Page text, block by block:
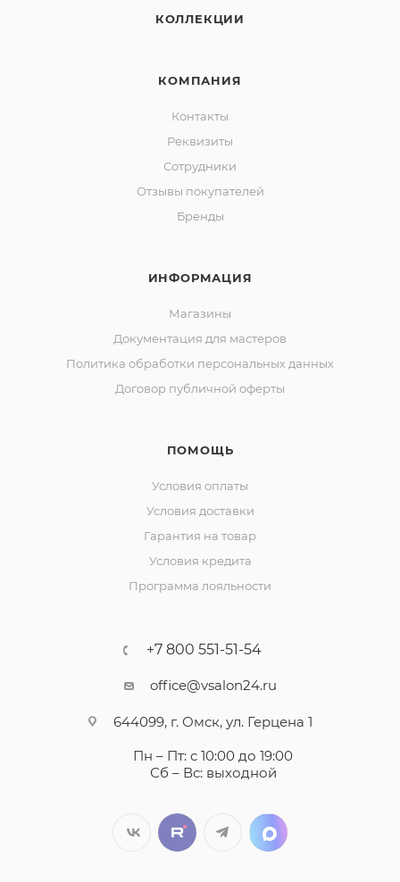
КОЛЛЕКЦИИ
КОМПАНИЯ
Контакты
Реквизиты
Сотрудники
Отзывы покупателей
Бренды
ИНФОРМАЦИЯ
Магазины
Документация для мастеров
Политика обработки персональных данных
Договор публичной оферты
ПОМОЩЬ
Условия оплаты
Условия доставки
Гарантия на товар
Условия кредита
Программа лояльности
+7 800 551-51-54
office@vsalon24.ru
644099, г. Омск, ул. Герцена 1
Пн – Пт: с 10:00 до 19:00
Сб – Вс: выходной